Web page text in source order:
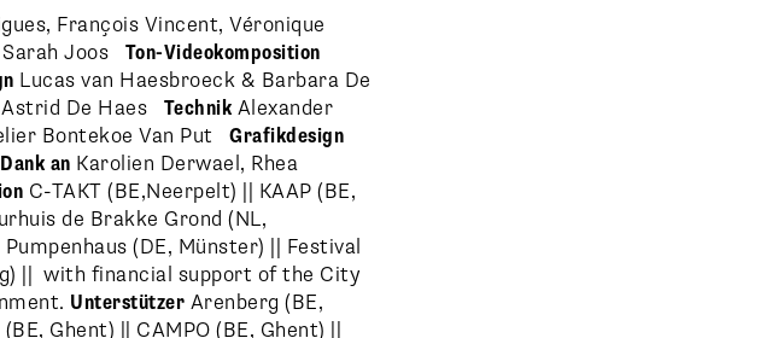
François Vincent, Véronique
Joos Ton-Videokomposition
Lucas van Haesbroeck & Barbara De
Astrid De Haes Technik Alexander
Bontekoe Van Put Grafikdesign
an Karolien Derwael, Rhea
C-TAKT (BE,Neerpelt) || KAAP (BE,
de Brakke Grond (NL,
(DE, Münster) || Festival
|| with financial support of the City
Unterstützer Arenberg (BE,
Ghent) || CAMPO (BE, Ghent) ||